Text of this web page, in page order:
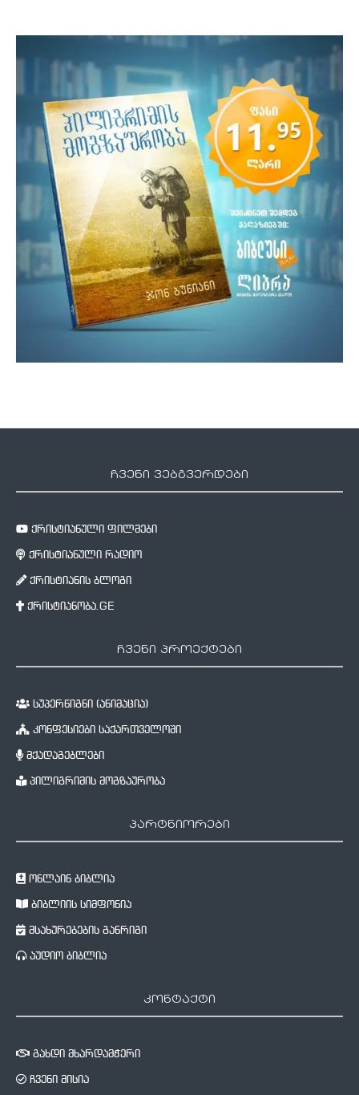
ჩვენი ვებგვერდები
ქრისტიანული ფილმები
ქრისტიანული რადიო
ქრისტიანის ბლოგი
ქრისტიანობა.GE
ჩვენი პროექტები
სუპერწიგნი (ანიმაცია)
კონფესიები საქართველოში
მქადაგებლები
პილიგრიმის მოგზაურობა
პარტნიორები
ონლაინ ბიბლია
ბიბლიის სიმფონია
მსახურებების განრიგი
აუდიო ბიბლია
კონტაქტი
გახდი მხარდამჭერი
ჩვენი მისია